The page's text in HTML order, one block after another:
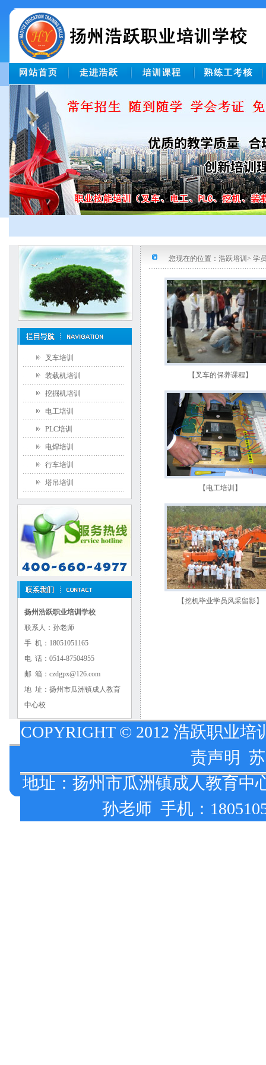
叉车培训
装载机培训
挖掘机培训
电工培训
PLC培训
电焊培训
行车培训
塔吊培训
扬州浩跃职业培训学校
联系人：孙老师
手 机：18051051165
电 话：0514-87504955
邮 箱：czdgpx@126.com
地 址：扬州市瓜洲镇成人教育
中心校
您现在的位置：浩跃培训> 学
【叉车的保养课程】
【电工培训】
【挖机毕业学员风采留影】
COPYRIGHT © 2012 浩跃职业
责声明
地址：扬州市瓜洲镇成人教育中
孙老师 手机：